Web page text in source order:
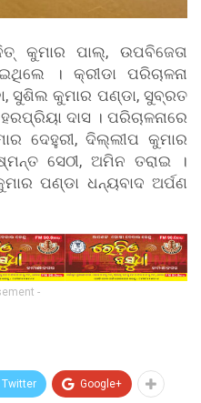
କୁମାର ପାଲ୍, ଉପବିଜେତା
। କ୍ରୀଡା ପରିଚାଳନା
ସୁଶିଲ କୁମାର ପଣ୍ଡା, ସୁବ୍ରତ
ଦାସ । ପରିଚାଳନାରେ
ଦେହୁରୀ, ଦିଲ୍ଲୀପ କୁମାର
ସେଠୀ, ଅମିନ ତରାଇ ।
ପଣ୍ଡା ଧନ୍ୟବାଦ ଅର୍ପଣ
-
Twitter Google+